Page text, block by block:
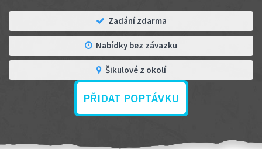
Zadání zdarma
Nabídky bez závazku
Šikulové z okolí
PŘIDAT POPTÁVKU